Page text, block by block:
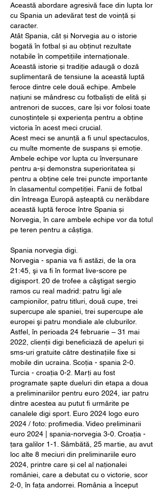
Această abordare agresivă face din lupta lor
cu Spania un adevărat test de voință și
caracter.
Atât Spania, cât și Norvegia au o istorie
bogată în fotbal și au obținut rezultate
notabile în competițiile internaționale.
Această istorie și tradiție adaugă o doză
suplimentară de tensiune la această luptă
feroce dintre cele două echipe. Ambele
națiuni se mândresc cu fotbaliști de elită și
antrenori de succes, care își vor folosi toate
cunoștințele și experiența pentru a obține
victoria în acest meci crucial.
Acest meci se anunță a fi unul spectaculos,
cu multe momente de suspans și emoție.
Ambele echipe vor lupta cu înverșunare
pentru a-și demonstra superioritatea și
pentru a obține cele trei puncte importante
în clasamentul competiției. Fanii de fotbal
din întreaga Europă așteaptă cu nerăbdare
această luptă feroce între Spania și
Norvegia, în care ambele echipe vor da totul
pe teren pentru a câștiga.
Spania norvegia digi.
Norvegia - spania va fi astăzi, de la ora
21:45, şi va fi în format live-score pe
digisport. 20 de trofee a câştigat sergio
ramos cu real madrid: patru ligi ale
campionilor, patru titluri, două cupe, trei
supercupe ale spaniei, trei supercupe ale
europei şi patru mondiale ale cluburilor.
Astfel, în perioada 24 februarie – 31 mai
2022, clienții digi beneficiază de apeluri și
sms-uri gratuite către destinațiile fixe si
mobile din ucraina. Scoția - spania 2-0.
Turcia - croația 0-2. Marți au fost
programate șapte dueluri din etapa a doua
a preliminariilor pentru euro 2024, iar patru
dintre acestea au putut fi urmărite pe
canalele digi sport. Euro 2024 logo euro
2024 / foto: profimedia. Video preliminarii
euro 2024 | spania-norvegia 3-0. Croația -
țara galilor 1-1. Sâmbătă, 25 martie, au avut
loc alte 8 meciuri din preliminariile euro
2024, printre care și cel al naționalei
româniei, care a debutat cu o victorie, scor
2-0, în fața andorrei. România a început